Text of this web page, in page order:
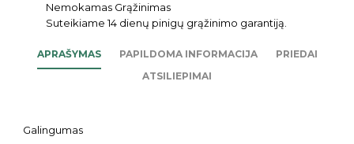
Nemokamas Grąžinimas
Suteikiame 14 dienų pinigų grąžinimo garantiją.
APRAŠYMAS PAPILDOMA INFORMACIJA
PRIEDAI
ATSILIEPIMAI
Galingumas